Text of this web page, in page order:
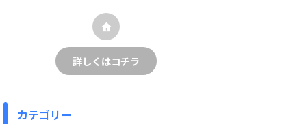
詳しくはコチラ
カテゴリー